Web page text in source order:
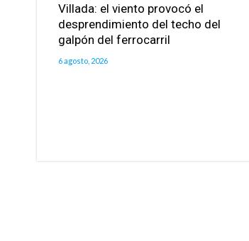
Villada: el viento provocó el
desprendimiento del techo del
galpón del ferrocarril
6 agosto, 2026